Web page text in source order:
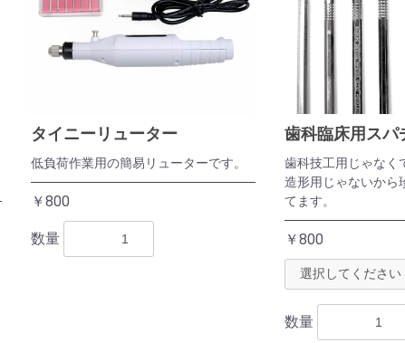
タイニーリューター
低負荷作業用の簡易リューターです。
￥800
数量
歯科臨床用スパ
歯科技工用じゃなく
造形用じゃないから
てます。
￥800
数量
カートへ進む